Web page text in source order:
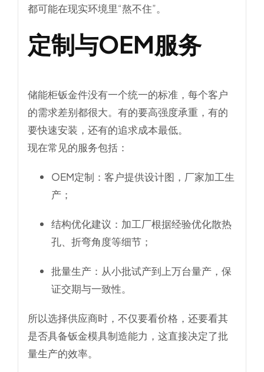
都可能在现实环境里“熬不住”。
定制与OEM服务
储能柜钣金件没有一个统一的标准，每个客户
的需求差别都很大。有的要高强度承重，有的
要快速安装，还有的追求成本最低。
现在常见的服务包括：
OEM定制 ：客户提供设计图，厂家加工生
产；
结构优化建议 ：加工厂根据经验优化散热
孔、折弯角度等细节；
批量生产：从小批试产到上万台量产，保
证交期与一致性。
所以选择供应商时，不仅要看价格，还要看其
是否具备钣金模具制造能力 ，这直接决定了批
量生产的效率。